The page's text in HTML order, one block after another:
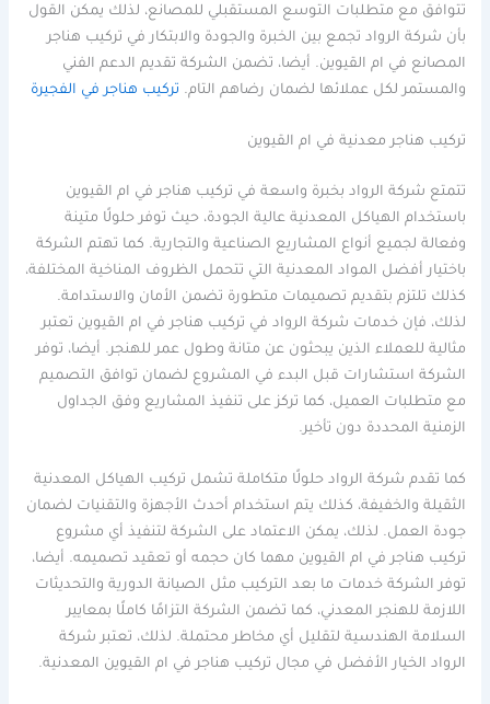
تتوافق مع متطلبات التوسع المستقبلي للمصانع، لذلك يمكن القول
بأن شركة الرواد تجمع بين الخبرة والجودة والابتكار في تركيب هناجر
المصانع في ام القيوين. أيضا، تضمن الشركة تقديم الدعم الفني
والمستمر لكل عملائها لضمان رضاهم التام. تركيب هناجر في الفجيرة
تركيب هناجر معدنية في ام القيوين
تتمتع شركة الرواد بخبرة واسعة في تركيب هناجر في ام القيوين
باستخدام الهياكل المعدنية عالية الجودة، حيث توفر حلولًا متينة
وفعالة لجميع أنواع المشاريع الصناعية والتجارية. كما تهتم الشركة
باختيار أفضل المواد المعدنية التي تتحمل الظروف المناخية المختلفة،
كذلك تلتزم بتقديم تصميمات متطورة تضمن الأمان والاستدامة.
لذلك، فإن خدمات شركة الرواد في تركيب هناجر في ام القيوين تعتبر
مثالية للعملاء الذين يبحثون عن متانة وطول عمر للهنجر. أيضا، توفر
الشركة استشارات قبل البدء في المشروع لضمان توافق التصميم
مع متطلبات العميل، كما تركز على تنفيذ المشاريع وفق الجداول
الزمنية المحددة دون تأخير.
كما تقدم شركة الرواد حلولًا متكاملة تشمل تركيب الهياكل المعدنية
الثقيلة والخفيفة، كذلك يتم استخدام أحدث الأجهزة والتقنيات لضمان
جودة العمل. لذلك، يمكن الاعتماد على الشركة لتنفيذ أي مشروع
تركيب هناجر في ام القيوين مهما كان حجمه أو تعقيد تصميمه. أيضا،
توفر الشركة خدمات ما بعد التركيب مثل الصيانة الدورية والتحديثات
اللازمة للهنجر المعدني، كما تضمن الشركة التزامًا كاملًا بمعايير
السلامة الهندسية لتقليل أي مخاطر محتملة. لذلك، تعتبر شركة
الرواد الخيار الأفضل في مجال تركيب هناجر في ام القيوين المعدنية.